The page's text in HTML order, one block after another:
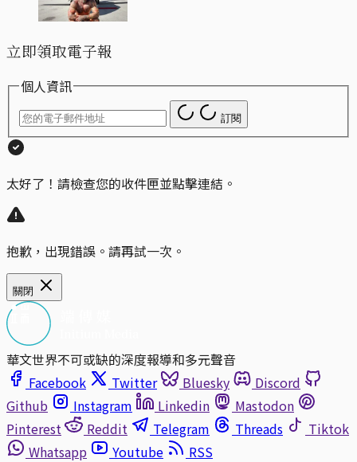
立即領取電子報
個人資訊
訂閱
太好了！請檢查您的收件匣並點擊連結。
抱歉，出現錯誤。請再試一次。
關閉
華文世界不可或缺的深度報導和多元聲音
Facebook
Twitter Bluesky
Discord
Github
Instagram Linkedin
Mastodon
Pinterest
Reddit Telegram Threads
Tiktok
Whatsapp
Youtube
RSS